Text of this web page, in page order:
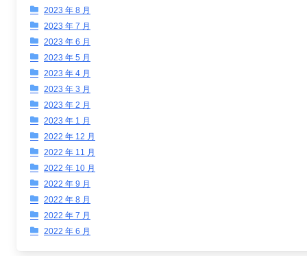
2023 年 8 月
2023 年 7 月
2023 年 6 月
2023 年 5 月
2023 年 4 月
2023 年 3 月
2023 年 2 月
2023 年 1 月
2022 年 12 月
2022 年 11 月
2022 年 10 月
2022 年 9 月
2022 年 8 月
2022 年 7 月
2022 年 6 月